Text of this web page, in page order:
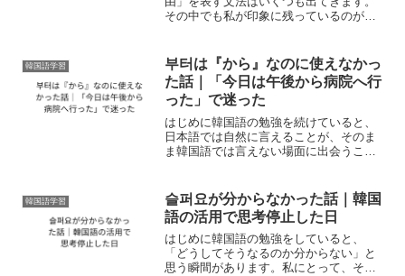
その中でも私が印象に残っているのが、
어서 그런지」は何が違うのだろうと思い
ました。ど...
韓国語学習
부터は『から』なのに使えなかっ
た話｜「今日は午後から病院へ行
った」で迷った
はじめに韓国語の勉強を続けていると、
日本語では自然に言えることが、そのま
ま韓国語では言えない場面に出会うこと
ていたとき、「今日は午後から病院へ行
きました」と書きたく...
韓国語学習
슬퍼요が分からなかった話｜韓国
語の活用で思考停止した日
はじめに韓国語の勉強をしていると、
「どうしてそうなるのか分からない」と
思う瞬間があります。私にとって、その